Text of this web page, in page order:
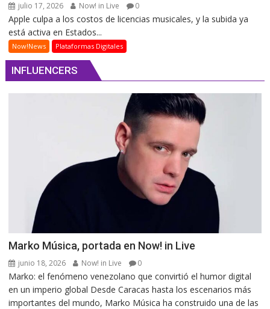
julio 17, 2026 Now! in Live 0
Apple culpa a los costos de licencias musicales, y la subida ya
está activa en Estados...
Now!News Plataformas Digitales
INFLUENCERS
Marko Música, portada en Now! in Live
junio 18, 2026 Now! in Live 0
Marko: el fenómeno venezolano que convirtió el humor digital
en un imperio global Desde Caracas hasta los escenarios más
importantes del mundo, Marko Música ha construido una de las